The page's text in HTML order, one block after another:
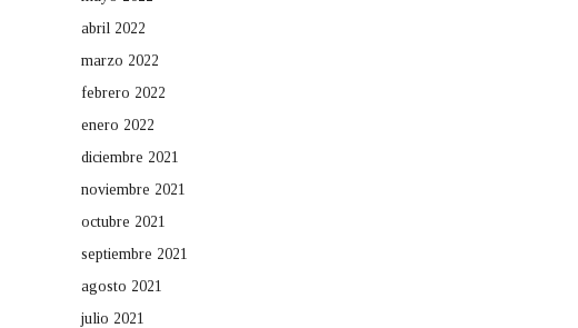
abril 2022
marzo 2022
febrero 2022
enero 2022
diciembre 2021
noviembre 2021
octubre 2021
septiembre 2021
agosto 2021
julio 2021